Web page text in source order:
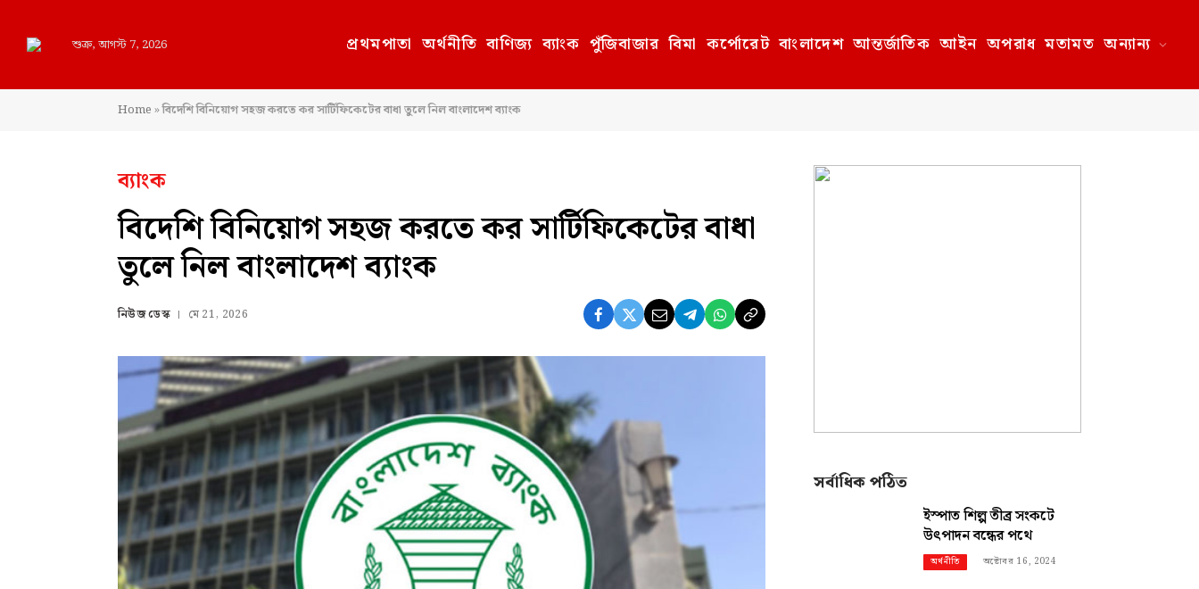
শুক্র, আগস্ট 7, 2026 প্রথমপাতা অর্থনীতি বাণিজ্য ব্যাংক পুঁজিবাজার বিমা কর্পোরেট বাংলাদেশ আন্তর্জাতিক আইন অপরাধ মতামত অন্যান্য
Home»বিদেশি বিনিয়োগ সহজ করতে কর সার্টিফিকেটের বাধা তুলে নিল বাংলাদেশ ব্যাংক
ব্যাংক
বিদেশি বিনিয়োগ সহজ করতে কর সার্টিফিকেটের বাধা
তুলে নিল বাংলাদেশ ব্যাংক
নিউজ ডেস্ক মে 21, 2026
সর্বাধিক পঠিত
ইস্পাত শিল্প তীব্র সংকটে
উৎপাদন বন্ধের পথে
অর্থনীতি অক্টোবর 16, 2024